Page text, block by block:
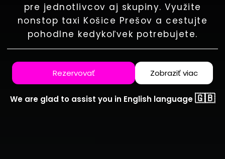
pre jednotlivcov aj skupiny. Využite
nonstop taxi Košice Prešov a cestujte
pohodlne kedykoľvek potrebujete.
Rezervovať Zobraziť viac
We are glad to assist you in English language🇬🇧